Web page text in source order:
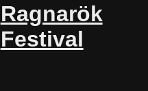
Ragnarök
Festival